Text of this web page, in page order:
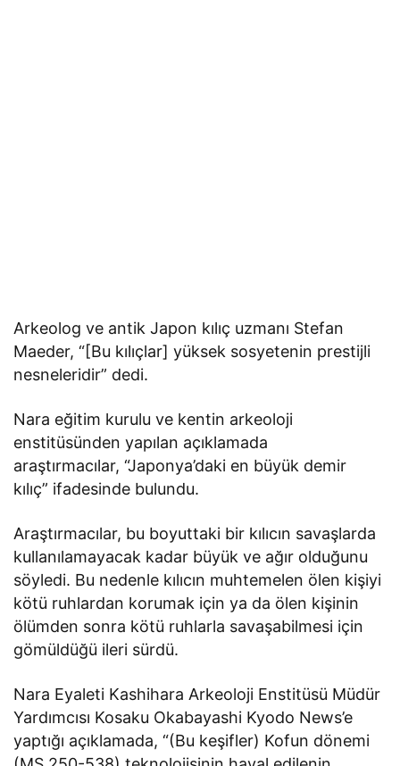
Arkeolog ve antik Japon kılıç uzmanı Stefan
Maeder, “[Bu kılıçlar] yüksek sosyetenin prestijli
nesneleridir” dedi.
Nara eğitim kurulu ve kentin arkeoloji
enstitüsünden yapılan açıklamada
araştırmacılar, “Japonya’daki en büyük demir
kılıç” ifadesinde bulundu.
Araştırmacılar, bu boyuttaki bir kılıcın savaşlarda
kullanılamayacak kadar büyük ve ağır olduğunu
söyledi. Bu nedenle kılıcın muhtemelen ölen kişiyi
kötü ruhlardan korumak için ya da ölen kişinin
ölümden sonra kötü ruhlarla savaşabilmesi için
gömüldüğü ileri sürdü.
Nara Eyaleti Kashihara Arkeoloji Enstitüsü Müdür
Yardımcısı Kosaku Okabayashi Kyodo News’e
yaptığı açıklamada, “(Bu keşifler) Kofun dönemi